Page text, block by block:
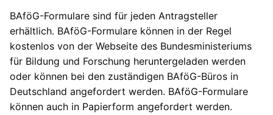
BAföG-Formulare sind für jeden Antragsteller
erhältlich. BAföG-Formulare können in der Regel
kostenlos von der Webseite des Bundesministeriums
für Bildung und Forschung heruntergeladen werden
oder können bei den zuständigen BAföG-Büros in
Deutschland angefordert werden. BAföG-Formulare
können auch in Papierform angefordert werden.